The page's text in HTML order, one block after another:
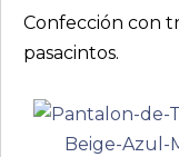
Confección con
pasacintos.